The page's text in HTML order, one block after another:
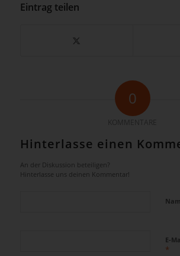
Eintrag teilen
0
Hinterlasse einen
An der Diskussion beteiligen?
Hinterlasse uns deinen Kommentar!
E-
*